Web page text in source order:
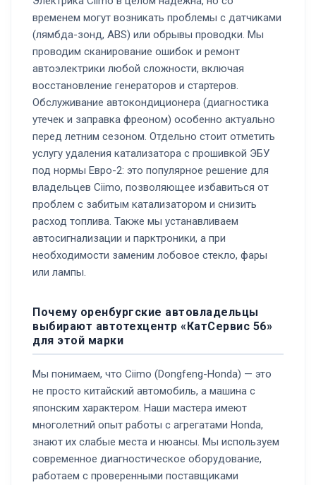
временем могут возникать проблемы с датчиками
(лямбда-зонд, ABS) или обрывы проводки. Мы
проводим сканирование ошибок и ремонт
автоэлектрики любой сложности, включая
восстановление генераторов и стартеров.
Обслуживание автокондиционера (диагностика
утечек и заправка фреоном) особенно актуально
перед летним сезоном. Отдельно стоит отметить
услугу удаления катализатора с прошивкой ЭБУ
под нормы Евро-2: это популярное решение для
владельцев Ciimo, позволяющее избавиться от
проблем с забитым катализатором и снизить
расход топлива. Также мы устанавливаем
автосигнализации и парктроники, а при
необходимости заменим лобовое стекло, фары
или лампы.
Почему оренбургские автовладельцы
выбирают автотехцентр «КатСервис 56»
для этой марки
Мы понимаем, что Ciimo (Dongfeng-Honda) — это
не просто китайский автомобиль, а машина с
японским характером. Наши мастера имеют
многолетний опыт работы с агрегатами Honda,
знают их слабые места и нюансы. Мы используем
современное диагностическое оборудование,
работаем с проверенными поставщиками